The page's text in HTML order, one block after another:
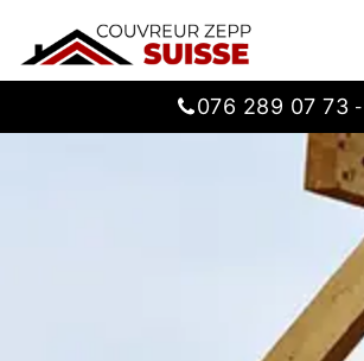
076 289 07 73 -